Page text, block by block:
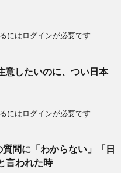
にはログインが必要です
意したいのに、つい日本
にはログインが必要です
問に「わからない」「日
言われた時